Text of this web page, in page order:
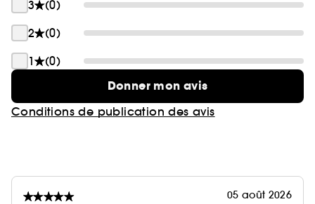
3
(0)
2
(0)
1
(0)
Donner mon avis
Conditions de publication des avis
05 août 2026